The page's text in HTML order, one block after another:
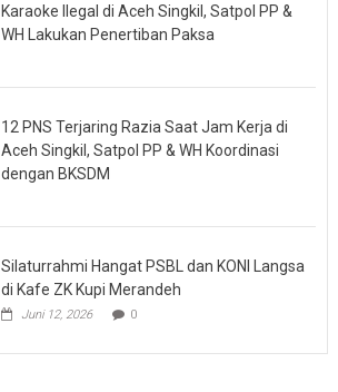
Karaoke Ilegal di Aceh Singkil, Satpol PP &
WH Lakukan Penertiban Paksa
12 PNS Terjaring Razia Saat Jam Kerja di
Aceh Singkil, Satpol PP & WH Koordinasi
dengan BKSDM
Silaturrahmi Hangat PSBL dan KONI Langsa
di Kafe ZK Kupi Merandeh
Juni 12, 2026 0